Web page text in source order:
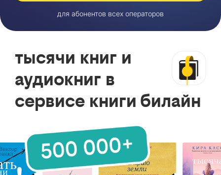
для абонентов всех операторов
тысячи книг и
аудиокниг в
сервисе книги билайн